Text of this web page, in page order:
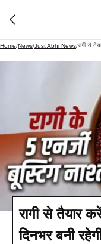
Home/News/Just Abhi News/रागी से
रागी से तैयार
दिनभर बनी